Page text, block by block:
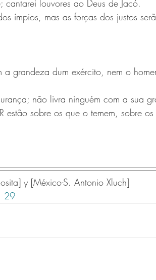
louvores ao Deus de Jacó.
ímpios, mas as forças dos justos
grandeza dum exército, nem o
não livra ninguém com a sua
estão sobre os que o temem, sobre
y [México-S. Antonio Xluch]
29